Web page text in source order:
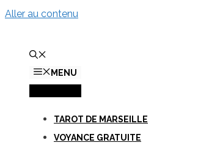
Aller au contenu
MENU
TAROT DE MARSEILLE
VOYANCE GRATUITE